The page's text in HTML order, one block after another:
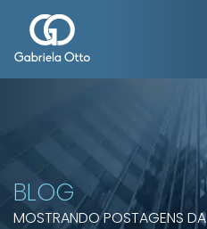
BLOG
MOSTRANDO POSTAGENS